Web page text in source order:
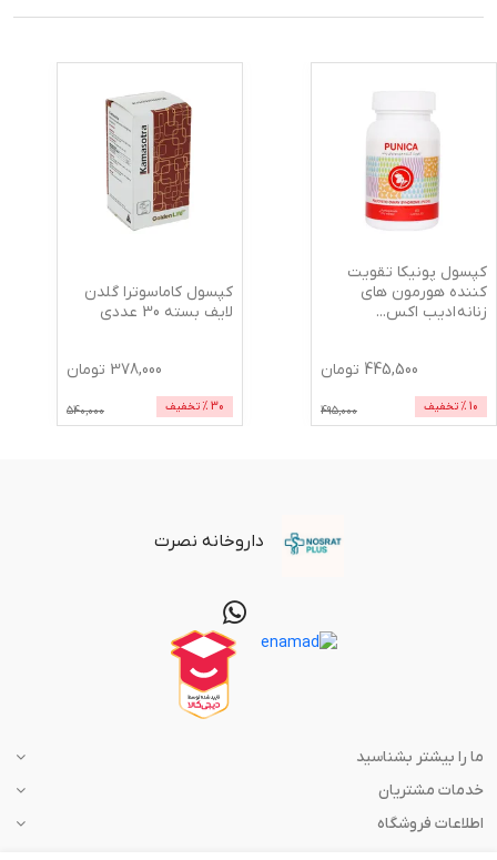
کپسول پونیکا تقویت
کننده هورمون های
زنانه ادیب اکس...
445,500 تومان
10 % تخفیف 495,000
کپسول کاماسوترا گلدن
لایف بسته 30 عددی
378,000 تومان
30 % تخفیف 540,000
داروخانه نصرت
ما را بیشتر بشناسید
خدمات مشتریان
اطلاعات فروشگاه